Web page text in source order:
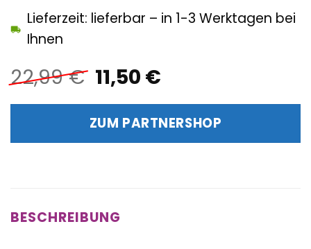
22,99€ Ursprünglicher
Preis
war:
22,99 €
11,50 €Aktueller
ist:
11,50 €.
Lieferzeit: lieferbar – in 1-3 Werktagen bei
Ihnen
ZUM PARTNERSHOP
BESCHREIBUNG